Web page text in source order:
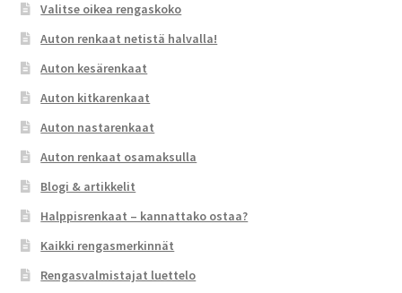
Valitse oikea rengaskoko
Auton renkaat netistä halvalla!
Auton kesärenkaat
Auton kitkarenkaat
Auton nastarenkaat
Auton renkaat osamaksulla
Blogi & artikkelit
Halppisrenkaat – kannattako ostaa?
Kaikki rengasmerkinnät
Rengasvalmistajat luettelo